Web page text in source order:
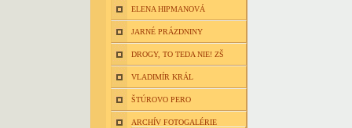
ELENA HIPMANOVÁ
JARNÉ PRÁZDNINY
DROGY, TO TEDA NIE! ZŠ
VLADIMÍR KRÁL
ŠTÚROVO PERO
ARCHÍV FOTOGALÉRIE